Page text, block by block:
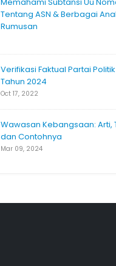
Memahami Subtansi Uu
Tentang ASN & Berbagai
Rumusan
Verifikasi Faktual Partai
Tahun 2024
Oct 17, 2022
Wawasan Kebangsaan: Arti,
dan Contohnya
Mar 09, 2024